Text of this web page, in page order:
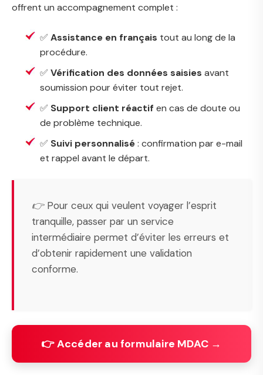
offrent un accompagnement complet :
✅ Assistance en français tout au long de la
procédure.
✅ Vérification des données saisies avant
soumission pour éviter tout rejet.
✅ Support client réactif en cas de doute ou
de problème technique.
✅ Suivi personnalisé: confirmation par e-mail
et rappel avant le départ.
👉 Pour ceux qui veulent voyager l’esprit
tranquille, passer par un service
intermédiaire permet d’éviter les erreurs et
d’obtenir rapidement une validation
conforme.
👉 Accéder au formulaire MDAC →